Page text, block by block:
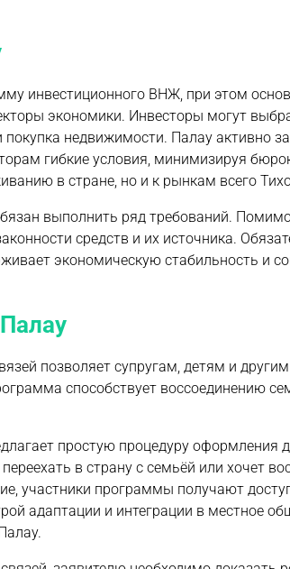
инвестиционного ВНЖ, при этом
экономики. Инвесторы могут
недвижимости. Палау активно
гибкие условия, минимизируя
в стране, но и к рынкам всего
выполнить ряд требований.
средств и их источника.
экономическую стабильность и
позволяет супругам, детям и
способствует воссоединению
простую процедуру оформления
в страну с семьёй или хочет
участники программы получают
адаптации и интеграции в местное